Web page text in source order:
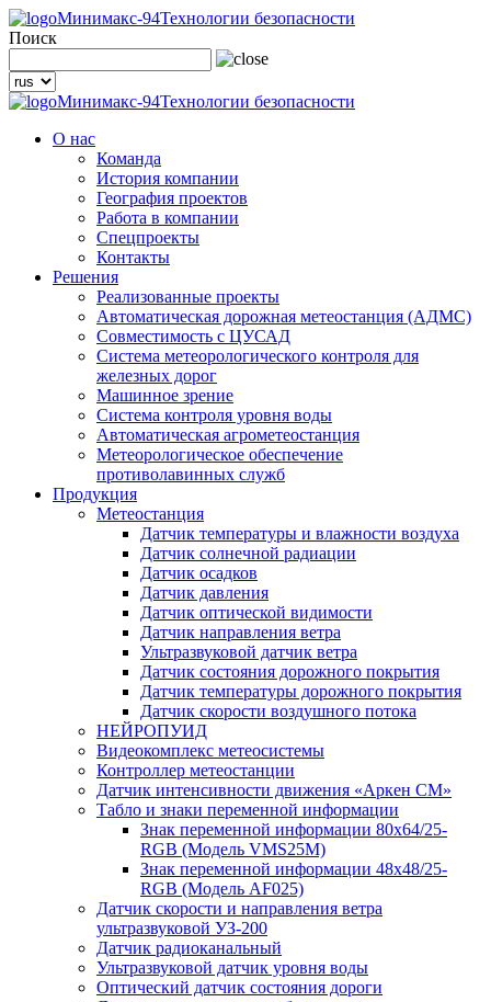
Минимакс-94Технологии безопасности
Поиск
Минимакс-94Технологии безопасности
О нас
Команда
История компании
География проектов
Работа в компании
Спецпроекты
Контакты
Решения
Реализованные проекты
Автоматическая дорожная метеостанция (АДМС)
Совместимость с ЦУСАД
Система метеорологического контроля для
железных дорог
Машинное зрение
Система контроля уровня воды
Автоматическая агрометеостанция
Метеорологическое обеспечение
противолавинных служб
Продукция
Метеостанция
Датчик температуры и влажности воздуха
Датчик солнечной радиации
Датчик осадков
Датчик давления
Датчик оптической видимости
Датчик направления ветра
Ультразвуковой датчик ветра
Датчик состояния дорожного покрытия
Датчик температуры дорожного покрытия
Датчик скорости воздушного потока
НЕЙРОПУИД
Видеокомплекс метеосистемы
Контроллер метеостанции
Датчик интенсивности движения «Аркен СМ»
Табло и знаки переменной информации
Знак переменной информации 80х64/25-
RGB (Модель VMS25M)
Знак переменной информации 48х48/25-
RGB (Модель АF025)
Датчик скорости и направления ветра
ультразвуковой УЗ-200
Датчик радиоканальный
Ультразвуковой датчик уровня воды
Оптический датчик состояния дороги